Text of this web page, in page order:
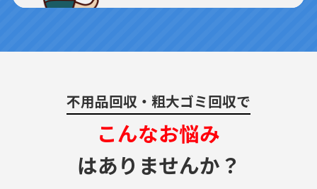
不用品回収・粗大ゴミ回収で
こんなお悩み
はありませんか？